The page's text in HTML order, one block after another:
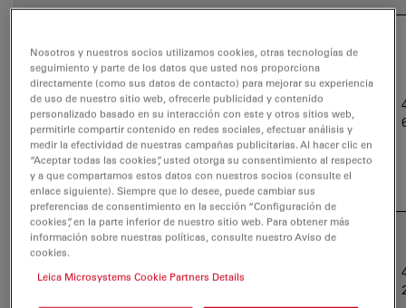
de onda
365 – 550
400, 450, 550
(nm en el pico
central)
luz blanca de
amplio
espectro
Potencia de salida
mínima de LLG,
para ajuste
Nosotros y nuestros socios utilizamos cookies, otras tecnologías de
seguimiento y parte de los datos que usted nos proporciona
directamente (como sus datos de contacto) para mejorar su experiencia
de uso de nuestro sitio web, ofrecerle publicidad y contenido
personalizado basado en su interacción con este y otros sitios web,
permitirle compartir contenido en redes sociales, efectuar análisis y
medir la efectividad de nuestras campañas publicitarias. Al hacer clic en
“Aceptar todas las cookies”, usted otorga su consentimiento al respecto
y a que compartamos estos datos con nuestros socios (consulte el
enlace siguiente). Siempre que lo desee, puede cambiar sus
preferencias de consentimiento en la sección “Configuración de
cookies”, en la parte inferior de nuestro sitio web. Para obtener más
información sobre nuestras políticas, consulte nuestro Aviso de
cookies.
Leica Microsystems Cookie Partners Details